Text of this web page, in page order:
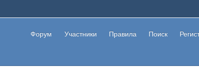
Форум Участники Правила Поиск